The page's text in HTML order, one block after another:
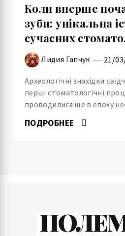
Коли вперше
зуби: унікальна
сучасних
Лидия Гапчук 21/
Археологічні знахідки
перші стоматологічні
проводилися ще в епоху
ПОДРОБНЕЕ